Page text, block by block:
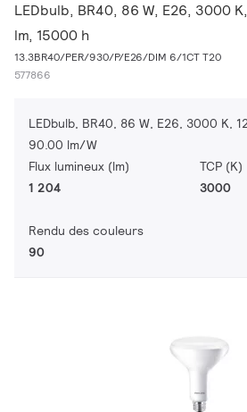
LEDbulb, BR40, 86 W, E26, 3000
lm, 15000 h
13.3BR40/PER/930/P/E26/DIM 6/1CT T20
577866
LEDbulb, BR40, 86 W, E26, 3000 K,
90.00 lm/W
Flux lumineux (lm)
1 204
TCP (K)
3000
Rendu des couleurs
90